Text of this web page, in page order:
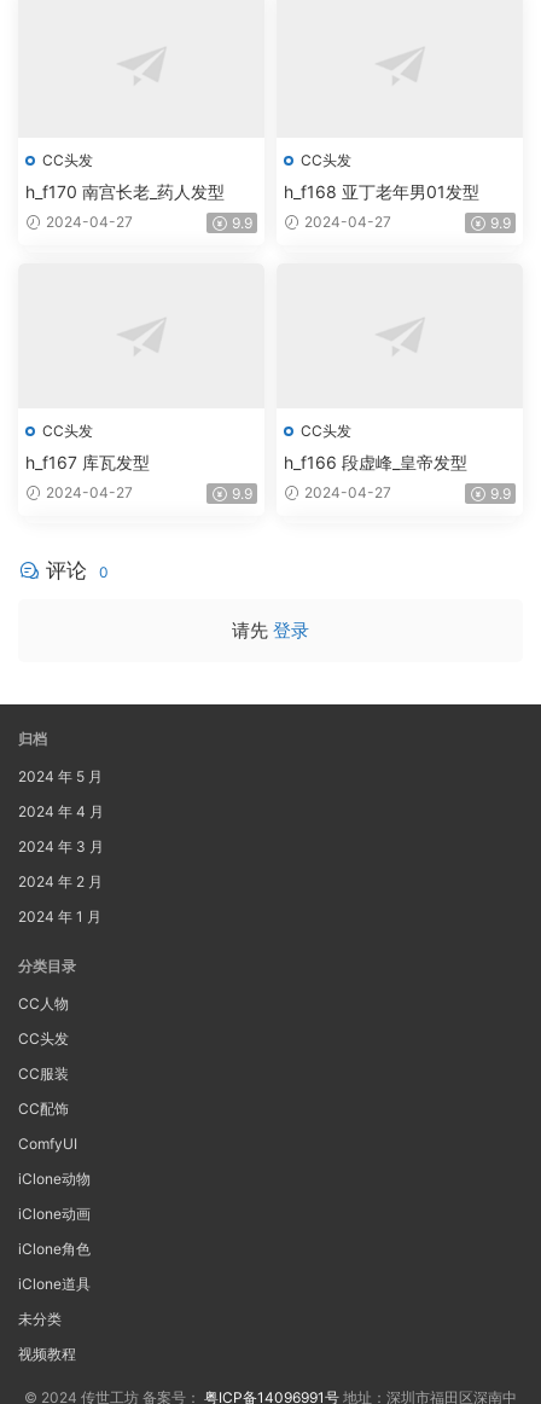
CC头发
h_f170 南宫长老_药人发型
2024-04-27 9.9
CC头发
h_f168 亚丁老年男01发型
2024-04-27 9.9
CC头发
h_f167 库瓦发型
2024-04-27 9.9
CC头发
h_f166 段虚峰_皇帝发型
2024-04-27 9.9
评论 0
请先 登录
归档
2024 年 5 月
2024 年 4 月
2024 年 3 月
2024 年 2 月
2024 年 1 月
分类目录
CC人物
CC头发
CC服装
CC配饰
ComfyUI
iClone动物
iClone动画
iClone角色
iClone道具
未分类
视频教程
© 2024 传世工坊 备案号： 粤ICP备14096991号 地址：深圳市福田区深南中